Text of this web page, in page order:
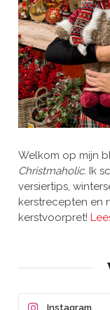
Welkom op mijn
Christmaholic. Ik
versiertips,
kerstrecepten en
kerstvoorpret!
Instagram